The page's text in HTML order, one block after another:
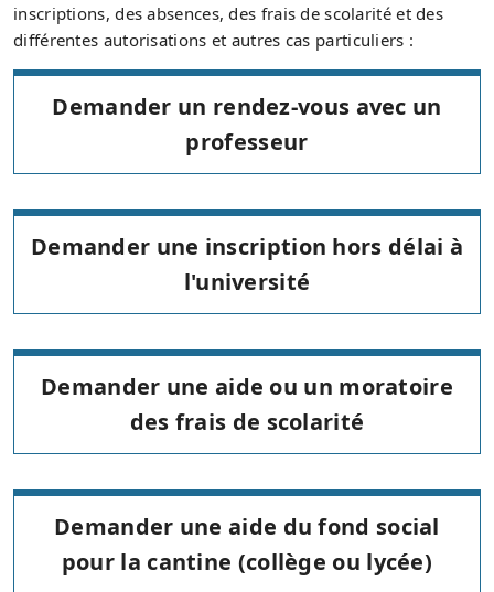
inscriptions, des absences, des frais de scolarité et des
différentes autorisations et autres cas particuliers :
Demander un rendez-vous avec un
professeur
Demander une inscription hors délai à
l'université
Demander une aide ou un moratoire
des frais de scolarité
Demander une aide du fond social
pour la cantine (collège ou lycée)